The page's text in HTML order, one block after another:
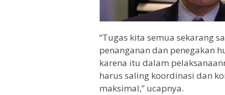
“Tugas kita semua sekarang
penanganan dan penegakan
karena itu dalam
harus saling koordinasi dan
maksimal,” ucapnya.